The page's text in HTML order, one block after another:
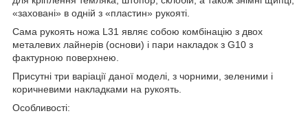
«заховані» в одній з «пластин» рукояті.
Сама рукоять ножа L31 являє собою комбінацію з двох
металевих лайнерів (основи) і пари накладок з G10 з
фактурною поверхнею.
Присутні три варіації даної моделі, з чорними, зеленими і
коричневими накладками на рукоять.
Особливості: